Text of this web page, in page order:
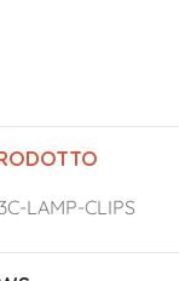
LAMP-CLIPS